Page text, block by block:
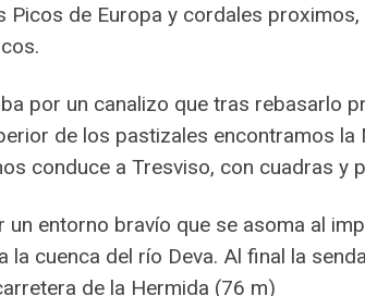
de Europa y cordales
por un canalizo que tras rebasarlo
de los pastizales encontramos la
conduce a Tresviso, con cuadras y
entorno bravío que se asoma al
cuenca del río Deva. Al final la
de la Hermida (76 m)